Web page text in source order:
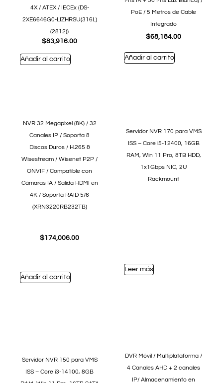
4X / ATEX / IECEx (DS-
2XE6646G0-LIZHRSU(316L)
(2812))
$83,916.00
Añadir al carrito
PoE / 5 Metros de Cable
Integrado
$68,184.00
Añadir al carrito
NVR 32 Megapixel (8K) / 32
Canales IP / Soporta 8
Discos Duros / H.265 &
Wisestream / Wisenet P2P /
ONVIF / Compatible con
Cámaras IA / Salida HDMI en
4K / Soporta RAID 5/6
(XRN3220RB232TB)
$174,006.00
Añadir al carrito
Servidor NVR 170 para VMS
ISS – Core i5-12400, 16GB
RAM, Win 11 Pro, 8TB HDD,
1x1Gbps NIC, 2U
Rackmount
Leer más
Servidor NVR 150 para VMS
ISS – Core i3-14100, 8GB
DVR Móvil / Multiplataforma /
4 Canales AHD + 2 canales
IP/ Almacenamiento en